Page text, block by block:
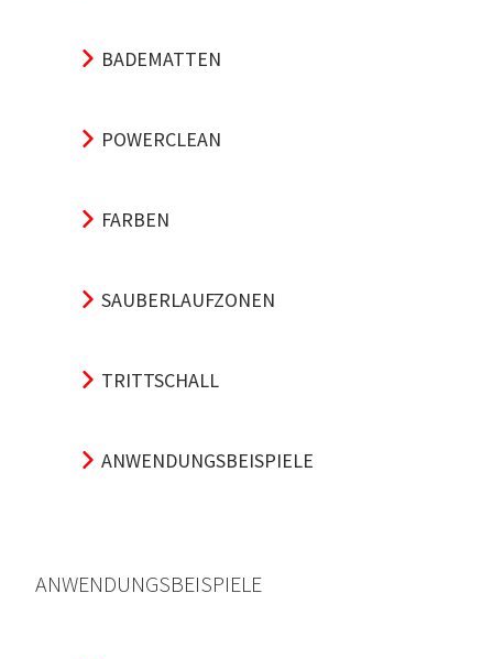
BADEMATTEN
POWERCLEAN
FARBEN
SAUBERLAUFZONEN
TRITTSCHALL
ANWENDUNGSBEISPIELE
ANWENDUNGSBEISPIELE